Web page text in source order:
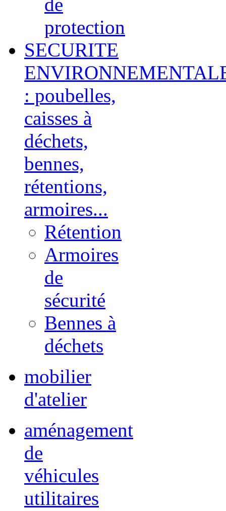
de
protection
SECURITE
: poubelles,
caisses à
déchets,
bennes,
rétentions,
armoires...
Rétention
Armoires
de
sécurité
Bennes à
déchets
mobilier
d'atelier
aménagement
de
véhicules
utilitaires